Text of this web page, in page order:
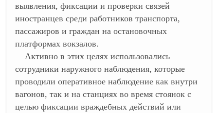
выявления, фиксации и проверки связей
иностранцев среди работников транспорта,
пассажиров и граждан на остановочных
платформах вокзалов.
Активно в этих целях использовались
сотрудники наружного наблюдения, которые
проводили оперативное наблюдение как внутри
вагонов, так и на станциях во время стоянок с
целью фиксации враждебных действий или